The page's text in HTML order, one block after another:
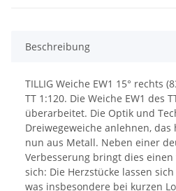
Beschreibung
TILLIG Weiche EW1 15° rechts
TT 1:120. Die Weiche EW1 des
überarbeitet. Die Optik und
Dreiwegeweiche anlehnen,
nun aus Metall. Neben einer
Verbesserung bringt dies
sich: Die Herzstücke lassen
was insbesondere bei kurzen